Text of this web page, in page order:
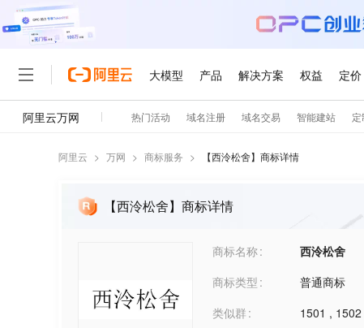
阿里云 > 万网 > 商标服务 > 【西泠松舍】商标详情
【西泠松舍】商标详情
商标名称 西泠松舍
商标类型
普通商标
类似群
1501 , 1502